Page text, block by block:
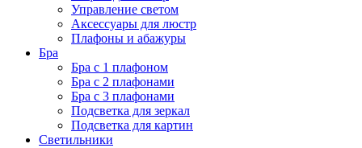
Управление светом
Аксессуары для люстр
Плафоны и абажуры
Бра
Бра с 1 плафоном
Бра с 2 плафонами
Бра с 3 плафонами
Подсветка для зеркал
Подсветка для картин
Светильники